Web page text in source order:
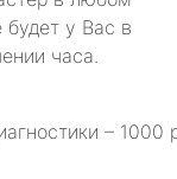
будет у Вас в
часа.
– 1000